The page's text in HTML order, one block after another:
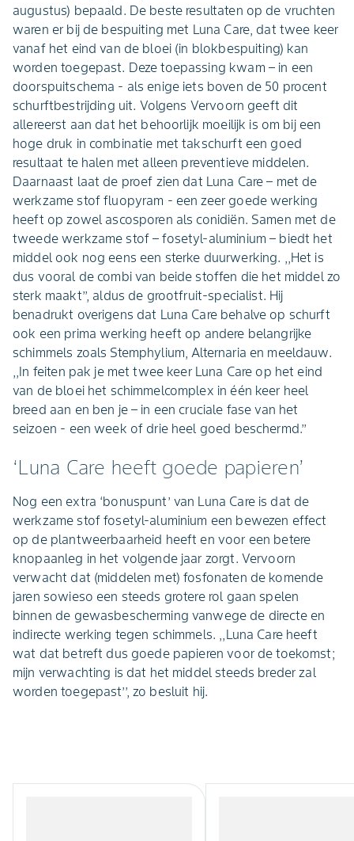
augustus) bepaald. De beste resultaten op de vruchten
waren er bij de bespuiting met Luna Care, dat twee keer
vanaf het eind van de bloei (in blokbespuiting) kan
worden toegepast. Deze toepassing kwam – in een
doorspuitschema - als enige iets boven de 50 procent
schurftbestrijding uit. Volgens Vervoorn geeft dit
allereerst aan dat het behoorlijk moeilijk is om bij een
hoge druk in combinatie met takschurft een goed
resultaat te halen met alleen preventieve middelen.
Daarnaast laat de proef zien dat Luna Care – met de
werkzame stof fluopyram - een zeer goede werking
heeft op zowel ascosporen als conidiën. Samen met de
tweede werkzame stof – fosetyl-aluminium – biedt het
middel ook nog eens een sterke duurwerking. ,,Het is
dus vooral de combi van beide stoffen die het middel zo
sterk maakt’’, aldus de grootfruit-specialist. Hij
benadrukt overigens dat Luna Care behalve op schurft
ook een prima werking heeft op andere belangrijke
schimmels zoals Stemphylium, Alternaria en meeldauw.
,,In feiten pak je met twee keer Luna Care op het eind
van de bloei het schimmelcomplex in één keer heel
breed aan en ben je – in een cruciale fase van het
seizoen - een week of drie heel goed beschermd.’’
‘Luna Care heeft goede papieren’
Nog een extra ‘bonuspunt’ van Luna Care is dat de
werkzame stof fosetyl-aluminium een bewezen effect
op de plantweerbaarheid heeft en voor een betere
knopaanleg in het volgende jaar zorgt. Vervoorn
verwacht dat (middelen met) fosfonaten de komende
jaren sowieso een steeds grotere rol gaan spelen
binnen de gewasbescherming vanwege de directe en
indirecte werking tegen schimmels. ,,Luna Care heeft
wat dat betreft dus goede papieren voor de toekomst;
mijn verwachting is dat het middel steeds breder zal
worden toegepast’’, zo besluit hij.